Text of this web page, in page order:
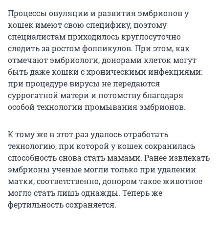
Процессы овуляции и развития эмбрионов у
кошек имеют свою специфику, поэтому
специалистам приходилось круглосуточно
следить за ростом фолликулов. При этом, как
отмечают эмбриологи, донорами клеток могут
быть даже кошки с хроническими инфекциями:
при процедуре вирусы не передаются
суррогатной матери и потомству благодаря
особой технологии промывания эмбрионов.
К тому же в этот раз удалось отработать
технологию, при которой у кошек сохранилась
способность снова стать мамами. Ранее извлекать
эмбрионы ученые могли только при удалении
матки, соответственно, донором такое животное
могло стать лишь однажды. Теперь же
фертильность сохраняется.